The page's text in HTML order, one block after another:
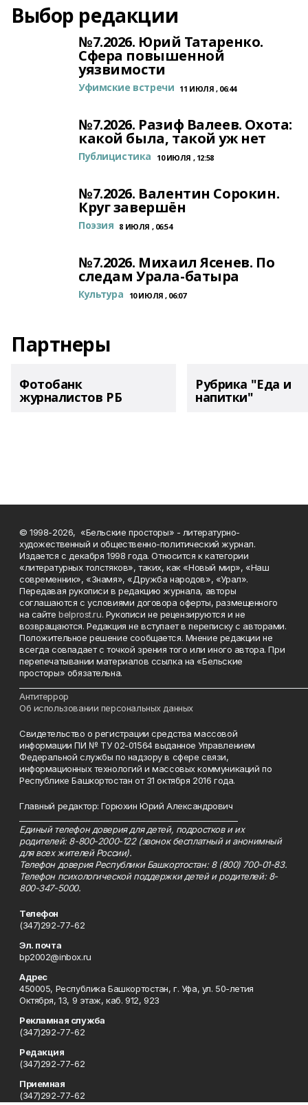
Выбор редакции
№7.2026. Юрий Татаренко.
Сфера повышенной
уязвимости
Уфимские встречи 11 ИЮЛЯ , 06:44
№7.2026. Разиф Валеев. Охота:
какой была, такой уж нет
Публицистика 10 ИЮЛЯ , 12:58
№7.2026. Валентин Сорокин.
Круг завершён
Поэзия 8 ИЮЛЯ , 06:54
№7.2026. Михаил Ясенев. По
следам Урала-батыра
Культура 10 ИЮЛЯ , 06:07
Партнеры
Фотобанк
журналистов РБ
Рубрика "Еда и
напитки"
© 1998-2026, «Бельские просторы» - литературно-
художественный и общественно-политический журнал.
Издается с декабря 1998 года. Относится к категории
«литературных толстяков», таких, как «Новый мир», «Наш
современник», «Знамя», «Дружба народов», «Урал».
Передавая рукописи в редакцию журнала, авторы
соглашаются с условиями договора оферты, размещенного
на сайтеbelprost.ru. Рукописи не рецензируются и не
возвращаются. Редакция не вступает в переписку с авторами.
Положительное решение сообщается. Мнение редакции не
всегда совпадает с точкой зрения того или иного автора. При
перепечатывании материалов ссылка на «Бельские
просторы» обязательна.
Антитеррор
Об использовании персональных данных
Свидетельство о регистрации средства массовой
информации ПИ № ТУ 02-01564 выданное Управлением
Федеральной службы по надзору в сфере связи,
информационных технологий и массовых коммуникаций по
Республике Башкортостан от 31 октября 2016 года.
Главный редактор: Горюхин Юрий Александрович
Единый телефон доверия для детей, подростков и их
родителей: 8-800-2000-122 (звонок бесплатный и анонимный
для всех жителей России).
Телефон доверия Республики Башкортостан: 8 (800) 700-01-83.
Телефон психологической поддержки детей и родителей: 8-
800-347-5000.
Телефон
(347)292-77-62
Эл. почта
bp2002@inbox.ru
Адрес
450005, Республика Башкортостан, г. Уфа, ул. 50-летия
Октября, 13, 9 этаж, каб. 912, 923
Рекламная служба
(347)292-77-62
Редакция
(347)292-77-62
Приемная
(347)292-77-62